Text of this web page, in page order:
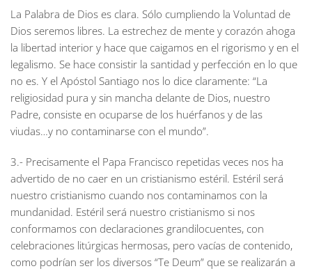
La Palabra de Dios es clara. Sólo cumpliendo la Voluntad de
Dios seremos libres. La estrechez de mente y corazón ahoga
la libertad interior y hace que caigamos en el rigorismo y en el
legalismo. Se hace consistir la santidad y perfección en lo que
no es. Y el Apóstol Santiago nos lo dice claramente: “La
religiosidad pura y sin mancha delante de Dios, nuestro
Padre, consiste en ocuparse de los huérfanos y de las
viudas…y no contaminarse con el mundo”.
3.- Precisamente el Papa Francisco repetidas veces nos ha
advertido de no caer en un cristianismo estéril. Estéril será
nuestro cristianismo cuando nos contaminamos con la
mundanidad. Estéril será nuestro cristianismo si nos
conformamos con declaraciones grandilocuentes, con
celebraciones litúrgicas hermosas, pero vacías de contenido,
como podrían ser los diversos “Te Deum” que se realizarán a